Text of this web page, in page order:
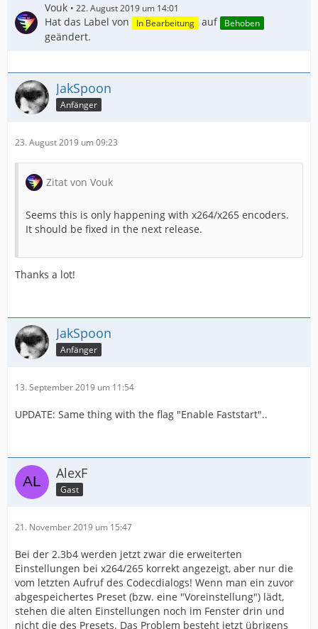
Vouk 22. August 2019 um 14:01
Hat das Label von In Bearbeitung auf Behoben
geändert.
JakSpoon
Anfänger
23. August 2019 um 09:23
Zitat von Vouk
Seems this is only happening with x264/x265 encoders.
It should be fixed in the next release.
Thanks a lot!
JakSpoon
Anfänger
13. September 2019 um 11:54
UPDATE: Same thing with the flag "Enable Faststart"..
AlexF
Gast
21. November 2019 um 15:47
Bei der 2.3b4 werden jetzt zwar die erweiterten
Einstellungen bei x264/265 korrekt angezeigt, aber nur die
vom letzten Aufruf des Codecdialogs! Wenn man ein zuvor
abgespeichertes Preset (bzw. eine "Voreinstellung") lädt,
stehen die alten Einstellungen noch im Fenster drin und
nicht die des Presets. Das Problem besteht jetzt übrigens